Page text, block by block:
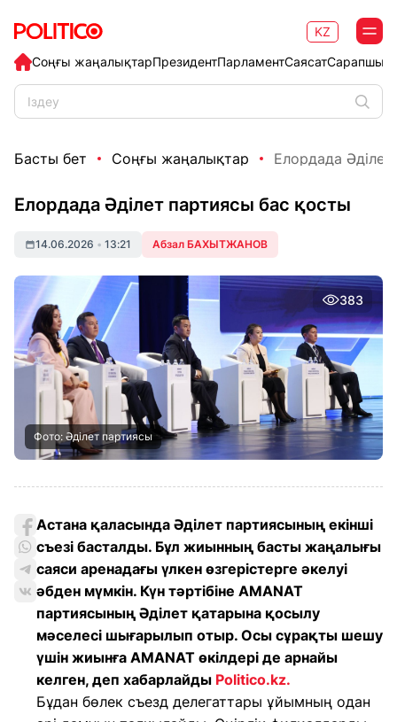
Соңғы жаңалықтарПрезидентПарламентСаясат
KZ
Басты бет Соңғы жаңалықтар Елордада
Елордада Әділет партиясы бас қосты
14.06.2026 • 13:21 Абзал БАХЫТЖАНОВ
383
Фото: Әділет партиясы
Астана қаласында Әділет партиясының екінші
съезі басталды. Бұл жиынның басты жаңалығы
саяси аренадағы үлкен өзгерістерге әкелуі
әбден мүмкін. Күн тәртібіне AMANAT
партиясының Әділет қатарына қосылу
мәселесі шығарылып отыр. Осы сұрақты шешу
үшін жиынға AMANAT өкілдері де арнайы
келген, деп хабарлайды Politico.kz.
Бұдан бөлек съезд делегаттары ұйымның одан